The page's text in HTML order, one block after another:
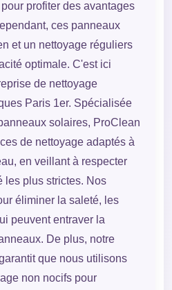
profiter des avantages
ces panneaux
et un nettoyage réguliers
optimale. C'est ici
de nettoyage
Paris 1er. Spécialisée
solaires, ProClean
de nettoyage adaptés à
en veillant à respecter
les plus strictes. Nos
éliminer la saleté, les
peuvent entraver la
De plus, notre
que nous utilisons
non nocifs pour